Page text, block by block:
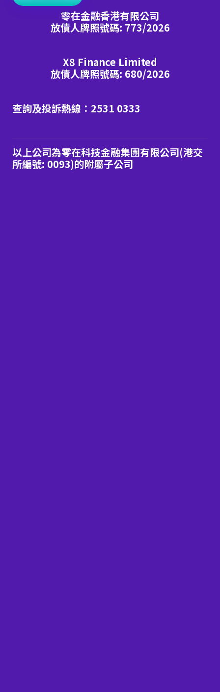
零在金融香港有限公司
放債人牌照號碼: 773/2026
X8 Finance Limited
放債人牌照號碼: 680/2026
查詢及投訴熱線：2531 0333
以上公司為零在科技金融集團有限公司(港交
所編號: 0093)的附屬子公司